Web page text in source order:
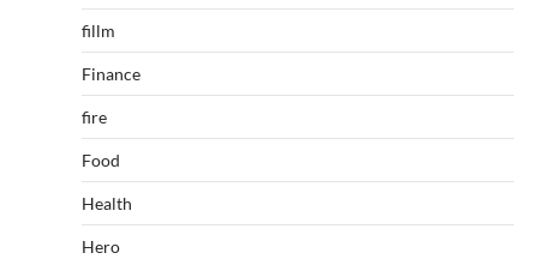
fillm
Finance
fire
Food
Health
Hero